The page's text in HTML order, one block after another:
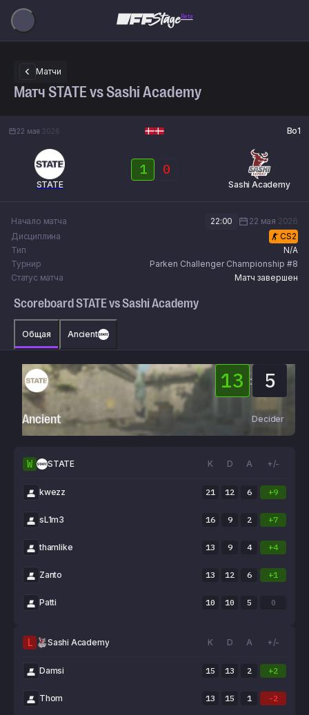
Beta
Матчи
Матч STATE vs Sashi Academy
22 мая 2026 Bo1
STATE
1 0
Sashi Academy
Начало матча 22:00 22 мая 2026
Дисциплина
CS2
Тип
N/A
Турнир
Parken Challenger Championship #8
Статус матча
Матч завершен
Scoreboard STATEvsSashi Academy
Общая Ancient
13 : 5
Ancient Decider
W STATE K D A +/-
kwezz 21 12 6 +9
sL1m3 16 9 2 +7
thamlike 13 9 4 +4
Zanto 13 12 6 +1
Patti 10 10 5 0
L Sashi Academy K D A +/-
Damsi 15 13 2 +2
Thom 13 15 1 -2